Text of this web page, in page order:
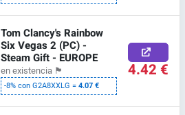
Tom Clancy's Rainbow
Six Vegas 2 (PC) -
Steam Gift - EUROPE
en existencia 🏴
-8% con G2A8XXLG =4.07 €
4.42 €